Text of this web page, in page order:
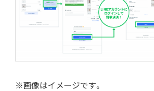
※画像はイメージです。